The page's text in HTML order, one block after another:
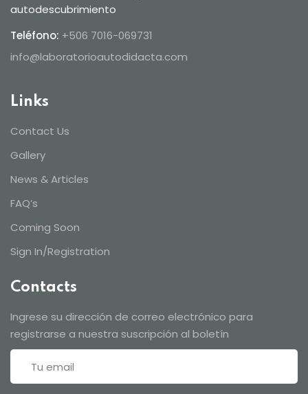
autodescubrimiento
Teléfono: +506 7016-069731
info@laboratorioautodidacta.com
Links
Contact Us
Gallery
News & Articles
FAQ’s
Coming Soon
Sign In/Registration
Contacts
Ingrese su dirección de correo electrónico para
registrarse a nuestra suscripción al boletín